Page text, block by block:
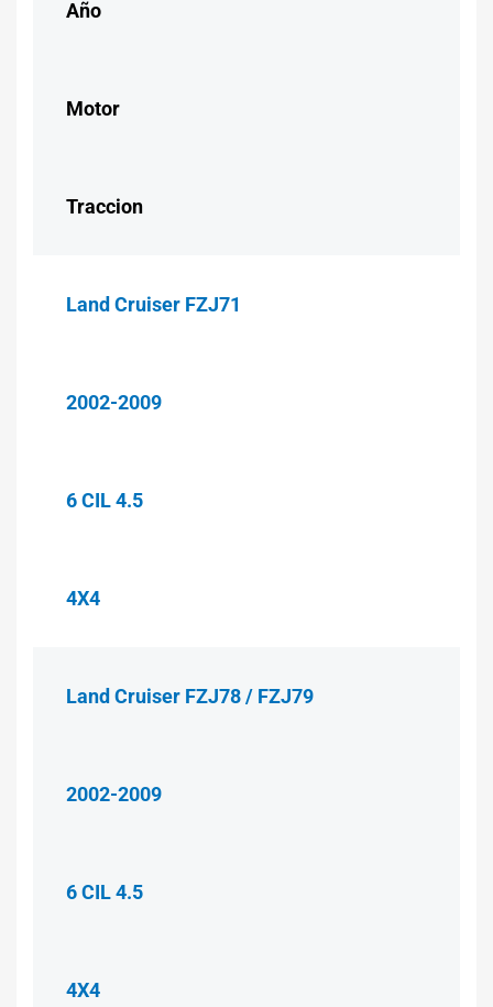
Año
Motor
Traccion
Land Cruiser FZJ71
2002-2009
6 CIL 4.5
4X4
Land Cruiser FZJ78 / FZJ79
2002-2009
6 CIL 4.5
4X4